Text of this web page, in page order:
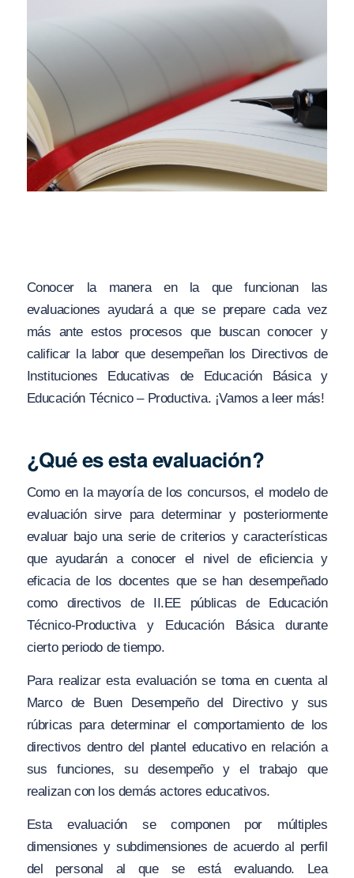
Conocer la manera en la que funcionan las
evaluaciones ayudará a que se prepare cada vez
más ante estos procesos que buscan conocer y
calificar la labor que desempeñan los Directivos de
Instituciones Educativas de Educación Básica y
Educación Técnico – Productiva. ¡Vamos a leer más!
¿Qué es esta evaluación?
Como en la mayoría de los concursos, el modelo de
evaluación sirve para determinar y posteriormente
evaluar bajo una serie de criterios y características
que ayudarán a conocer el nivel de eficiencia y
eficacia de los docentes que se han desempeñado
como directivos de II.EE públicas de Educación
Técnico-Productiva y Educación Básica durante
cierto periodo de tiempo.
Para realizar esta evaluación se toma en cuenta al
Marco de Buen Desempeño del Directivo y sus
rúbricas para determinar el comportamiento de los
directivos dentro del plantel educativo en relación a
sus funciones, su desempeño y el trabajo que
realizan con los demás actores educativos.
Esta evaluación se componen por múltiples
dimensiones y subdimensiones de acuerdo al perfil
del personal al que se está evaluando. Lea